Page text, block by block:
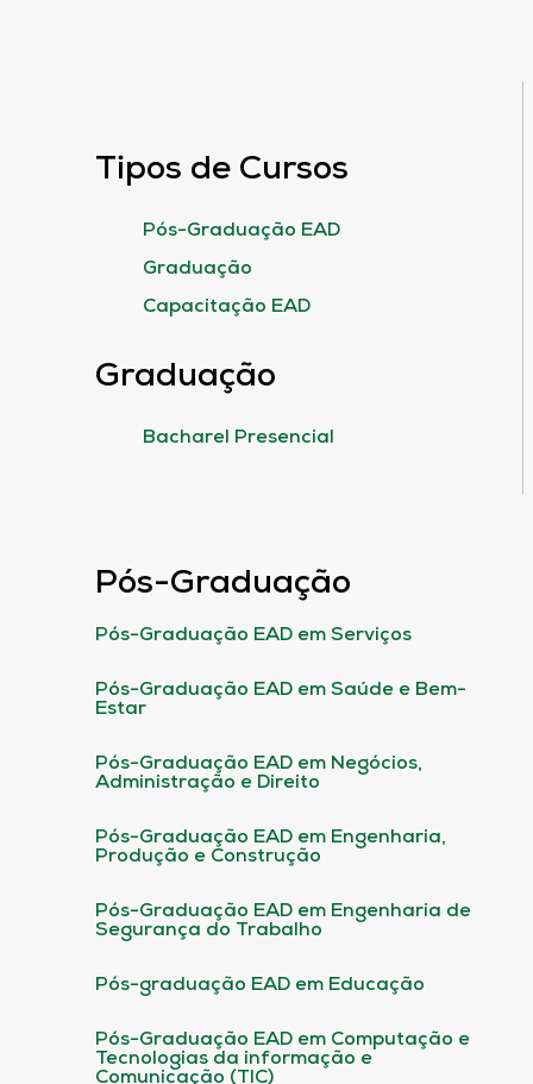
Tipos de Cursos
Pós-Graduação EAD
Graduação
Capacitação EAD
Graduação
Bacharel Presencial
Pós-Graduação
Pós-Graduação EAD em Serviços
Pós-Graduação EAD em Saúde e Bem-
Estar
Pós-Graduação EAD em Negócios,
Administração e Direito
Pós-Graduação EAD em Engenharia,
Produção e Construção
Pós-Graduação EAD em Engenharia de
Segurança do Trabalho
Pós-graduação EAD em Educação
Pós-Graduação EAD em Computação e
Tecnologias da informação e
Comunicação (TIC)